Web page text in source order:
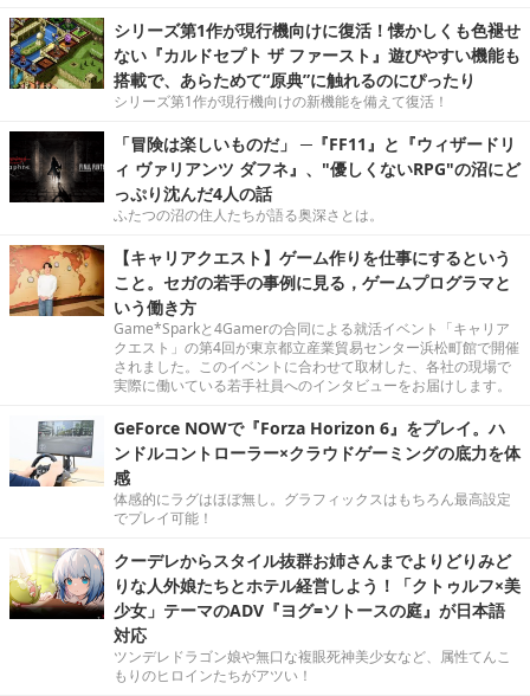
シリーズ第1作が現行機向けに復活！懐かしくも色褪せ
ない『カルドセプト ザ ファースト』遊びやすい機能も
搭載で、あらためて“原典”に触れるのにぴったり
シリーズ第1作が現行機向けの新機能を備えて復活！
「冒険は楽しいものだ」 ─『FF11』と『ウィザードリ
ィ ヴァリアンツ ダフネ』、"優しくないRPG"の沼にど
っぷり沈んだ4人の話
ふたつの沼の住人たちが語る奥深さとは。
【キャリアクエスト】ゲーム作りを仕事にするという
こと。セガの若手の事例に見る，ゲームプログラマと
いう働き方
Game*Sparkと4Gamerの合同による就活イベント「キャリア
クエスト」の第4回が東京都立産業貿易センター浜松町館で開催
されました。このイベントに合わせて取材した、各社の現場で
実際に働いている若手社員へのインタビューをお届けします。
GeForce NOWで『Forza Horizon 6』をプレイ。ハ
ンドルコントローラー×クラウドゲーミングの底力を体
感
体感的にラグはほぼ無し。グラフィックスはもちろん最高設定
でプレイ可能！
クーデレからスタイル抜群お姉さんまでよりどりみど
りな人外娘たちとホテル経営しよう！「クトゥルフ×美
少女」テーマのADV『ヨグ=ソトースの庭』が日本語
対応
ツンデレドラゴン娘や無口な複眼死神美少女など、属性てんこ
もりのヒロインたちがアツい！